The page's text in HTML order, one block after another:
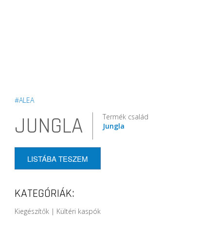
#ALEA
JUNGLA
Termék család
Jungla
LISTÁBA TESZEM
KATEGÓRIÁK:
Kiegészítők | Kültéri kaspók